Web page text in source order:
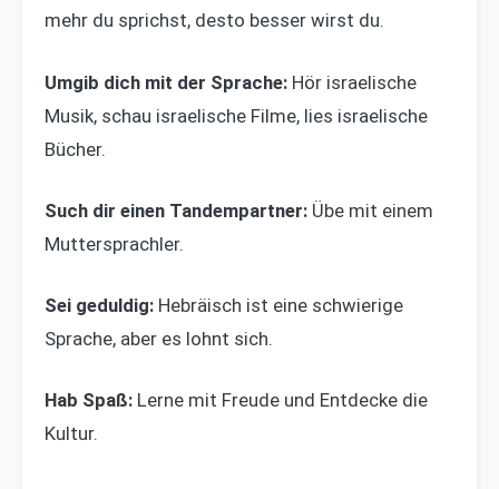
mehr du sprichst, desto besser wirst du.
Umgib dich mit der Sprache: Hör israelische
Musik, schau israelische Filme, lies israelische
Bücher.
Such dir einen Tandempartner: Übe mit einem
Muttersprachler.
Sei geduldig: Hebräisch ist eine schwierige
Sprache, aber es lohnt sich.
Hab Spaß: Lerne mit Freude und Entdecke die
Kultur.